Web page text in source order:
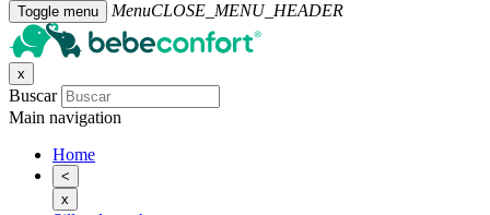
Toggle menu MenuCLOSE_MENU_HEADER
x
Buscar
Main navigation
Home
<
x